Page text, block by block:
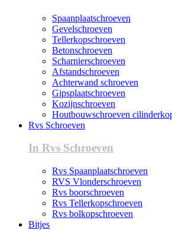
Spaanplaatschroeven
Gevelschroeven
Tellerkopschroeven
Betonschroeven
Scharnierschroeven
Afstandschroeven
Achterwand schroeven
Gipsplaatschroeven
Kozijnschroeven
Houtbouwschroeven
Rvs Schroeven
In Rvs Schroeven
Rvs Spaanplaatschroeven
RVS Vlonderschroeven
Rvs boorschroeven
Rvs Tellerkopschroeven
Rvs bolkopschroeven
Bitjes